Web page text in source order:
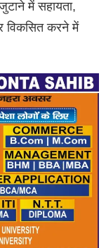
में सहायता,
विकसित करने में